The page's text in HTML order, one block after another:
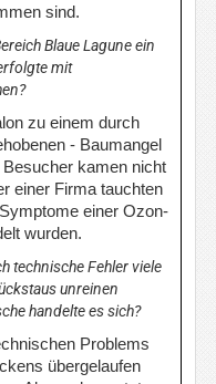
sind.
Blaue Lagune ein
mit
zu einem durch
- Baumangel
kamen nicht
einer Firma tauchten
einer Ozon-
wurden.
technische Fehler viele
unreinen
handelte es sich?
Problems
übergelaufen